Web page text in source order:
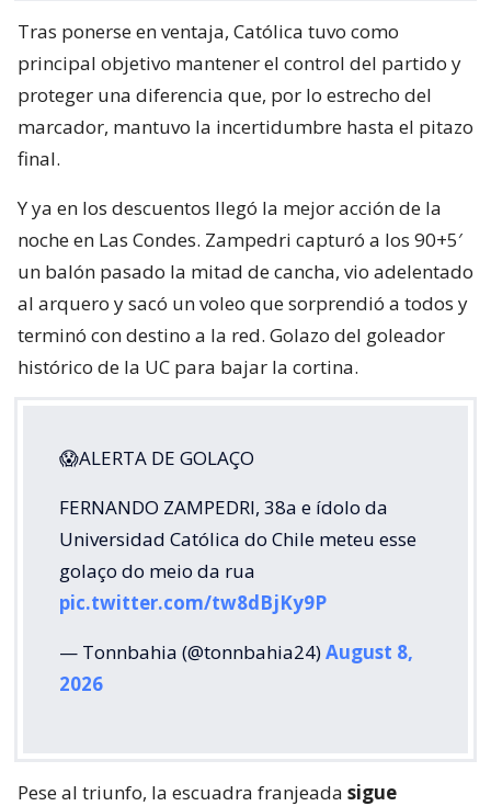
Tras ponerse en ventaja, Católica tuvo como
principal objetivo mantener el control del partido y
proteger una diferencia que, por lo estrecho del
marcador, mantuvo la incertidumbre hasta el pitazo
final.
Y ya en los descuentos llegó la mejor acción de la
noche en Las Condes. Zampedri capturó a los 90+5′
un balón pasado la mitad de cancha, vio adelentado
al arquero y sacó un voleo que sorprendió a todos y
terminó con destino a la red. Golazo del goleador
histórico de la UC para bajar la cortina.
😱ALERTA DE GOLAÇO
FERNANDO ZAMPEDRI, 38a e ídolo da
Universidad Católica do Chile meteu esse
golaço do meio da rua
pic.twitter.com/tw8dBjKy9P
— Tonnbahia (@tonnbahia24)August 8,
2026
Pese al triunfo, la escuadra franjeada sigue